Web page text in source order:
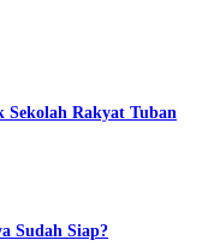
Rakyat Tuban
Sudah Siap?